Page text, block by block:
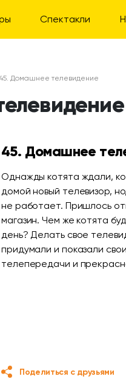
Спектакли
45. Домашнее телевидение
45. Домашнее
Однажды котята ждали,
домой новый телевизор,
не работает. Пришлось
магазин. Чем же котята
день? Делать свое
придумали и показали
телепередачи и
Поделиться с друзьями